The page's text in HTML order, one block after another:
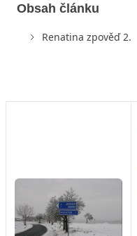
Obsah článku
Renatina zpověď 2.